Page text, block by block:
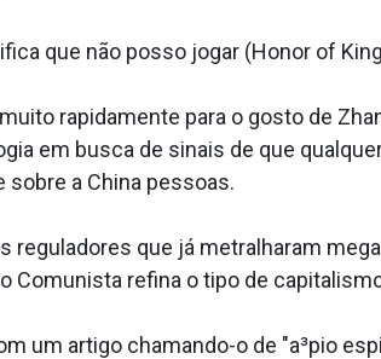
que não posso jogar (Honor of
rapidamente para o gosto de
em busca de sinais de que
a China pessoas.
reguladores que já metralharam
Comunista refina o tipo de
um artigo chamando-o de "a³pio